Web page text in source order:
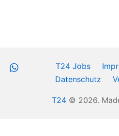
WhatsApp T24 Jobs
Datenschutz
T24 © 2026.